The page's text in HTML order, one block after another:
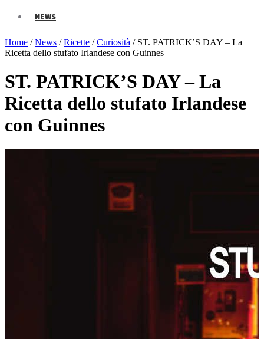
NEWS
Home / News / Ricette / Curiosità / ST. PATRICK’S DAY – La
Ricetta dello stufato Irlandese con Guinnes
ST. PATRICK’S DAY – La
Ricetta dello stufato Irlandese
con Guinnes